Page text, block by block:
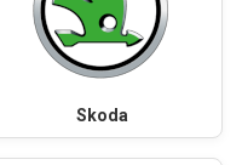
Skoda